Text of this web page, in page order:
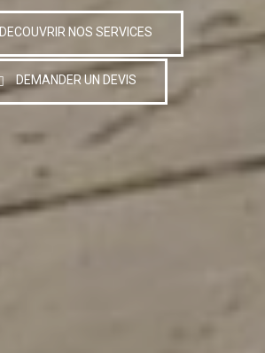
DECOUVRIR NOS SERVICES
DEMANDER UN DEVIS